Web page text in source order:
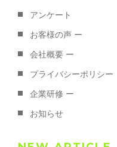
アンケート
お客様の声 ー
会社概要 ー
プライバシーポリシー
企業研修 ー
お知らせ